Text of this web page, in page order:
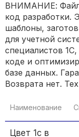
ВНИМАНИЕ:
код разработки.
шаблоны,
для учетной
специалистов
коде и
базе данных.
Возврата нет.
Наименование
Цвет 1с в